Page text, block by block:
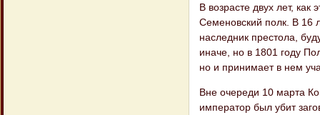
В возрасте двух лет, как
Семеновский полк. В 16
наследник престола,
иначе, но в 1801 году
но и принимает в нем
Вне очереди 10 марта
император был убит